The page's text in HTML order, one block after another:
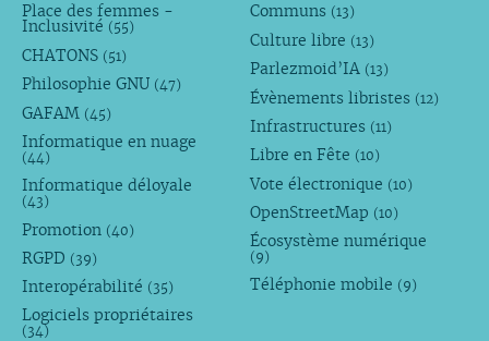
Place des femmes -
Inclusivité (55)
CHATONS (51)
Philosophie GNU (47)
GAFAM (45)
Informatique en nuage
(44)
Informatique déloyale
(43)
Promotion (40)
RGPD (39)
Interopérabilité (35)
Logiciels propriétaires
(34)
Communs (13)
Culture libre (13)
Parlezmoid’IA (13)
Évènements libristes (12)
Infrastructures (11)
Libre en Fête (10)
Vote électronique (10)
OpenStreetMap (10)
Écosystème numérique
(9)
Téléphonie mobile (9)